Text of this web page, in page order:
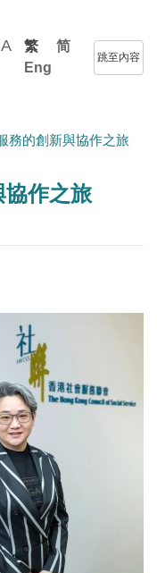
A 繁
简
Eng
跳至內容
務的創新與協作之旅
協作之旅